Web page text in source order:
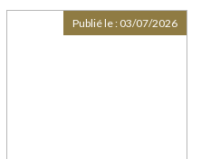
Publié le : 03/07/2026